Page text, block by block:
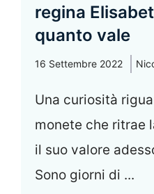
regina
quanto vale
16 Settembre 2022
Una curiosità
monete che ritrae
il suo valore
Sono giorni di ...